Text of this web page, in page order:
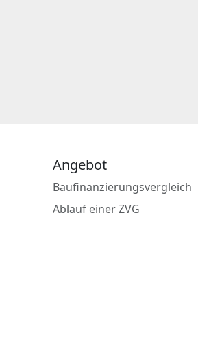
Angebot
Baufinanzierungsvergleich
Ablauf einer ZVG